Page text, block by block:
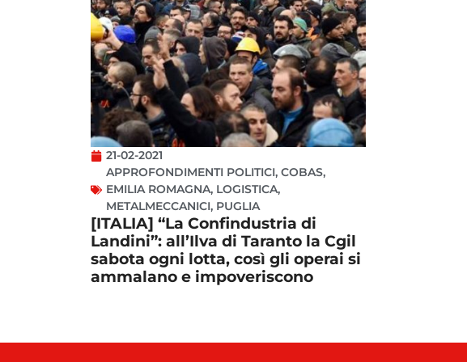
21-02-2021
APPROFONDIMENTI POLITICI, COBAS,
EMILIA ROMAGNA, LOGISTICA,
METALMECCANICI, PUGLIA
[ITALIA] “La Confindustria di
Landini”: all’Ilva di Taranto la Cgil
sabota ogni lotta, così gli operai si
ammalano e impoveriscono